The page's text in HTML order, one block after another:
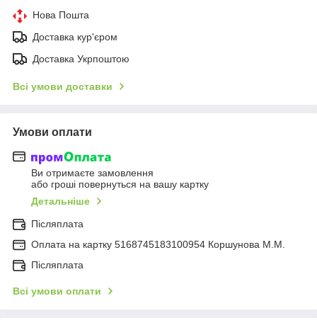
Нова Пошта
Доставка кур'єром
Доставка Укрпоштою
Всі умови доставки
Умови оплати
Ви отримаєте замовлення
або гроші повернуться на вашу картку
Детальніше
Післяплата
Оплата на картку 5168745183100954 Коршунова М.М.
Післяплата
Всі умови оплати